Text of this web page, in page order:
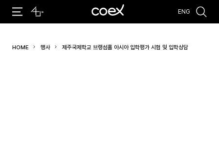
#코엑스 전시 #행사 #주차안내 #편의시설
#오시는 길
ENG
HOME 행사 제주국제학교 브랭섬홀 아시아 입학평가 시험 및 입학상담